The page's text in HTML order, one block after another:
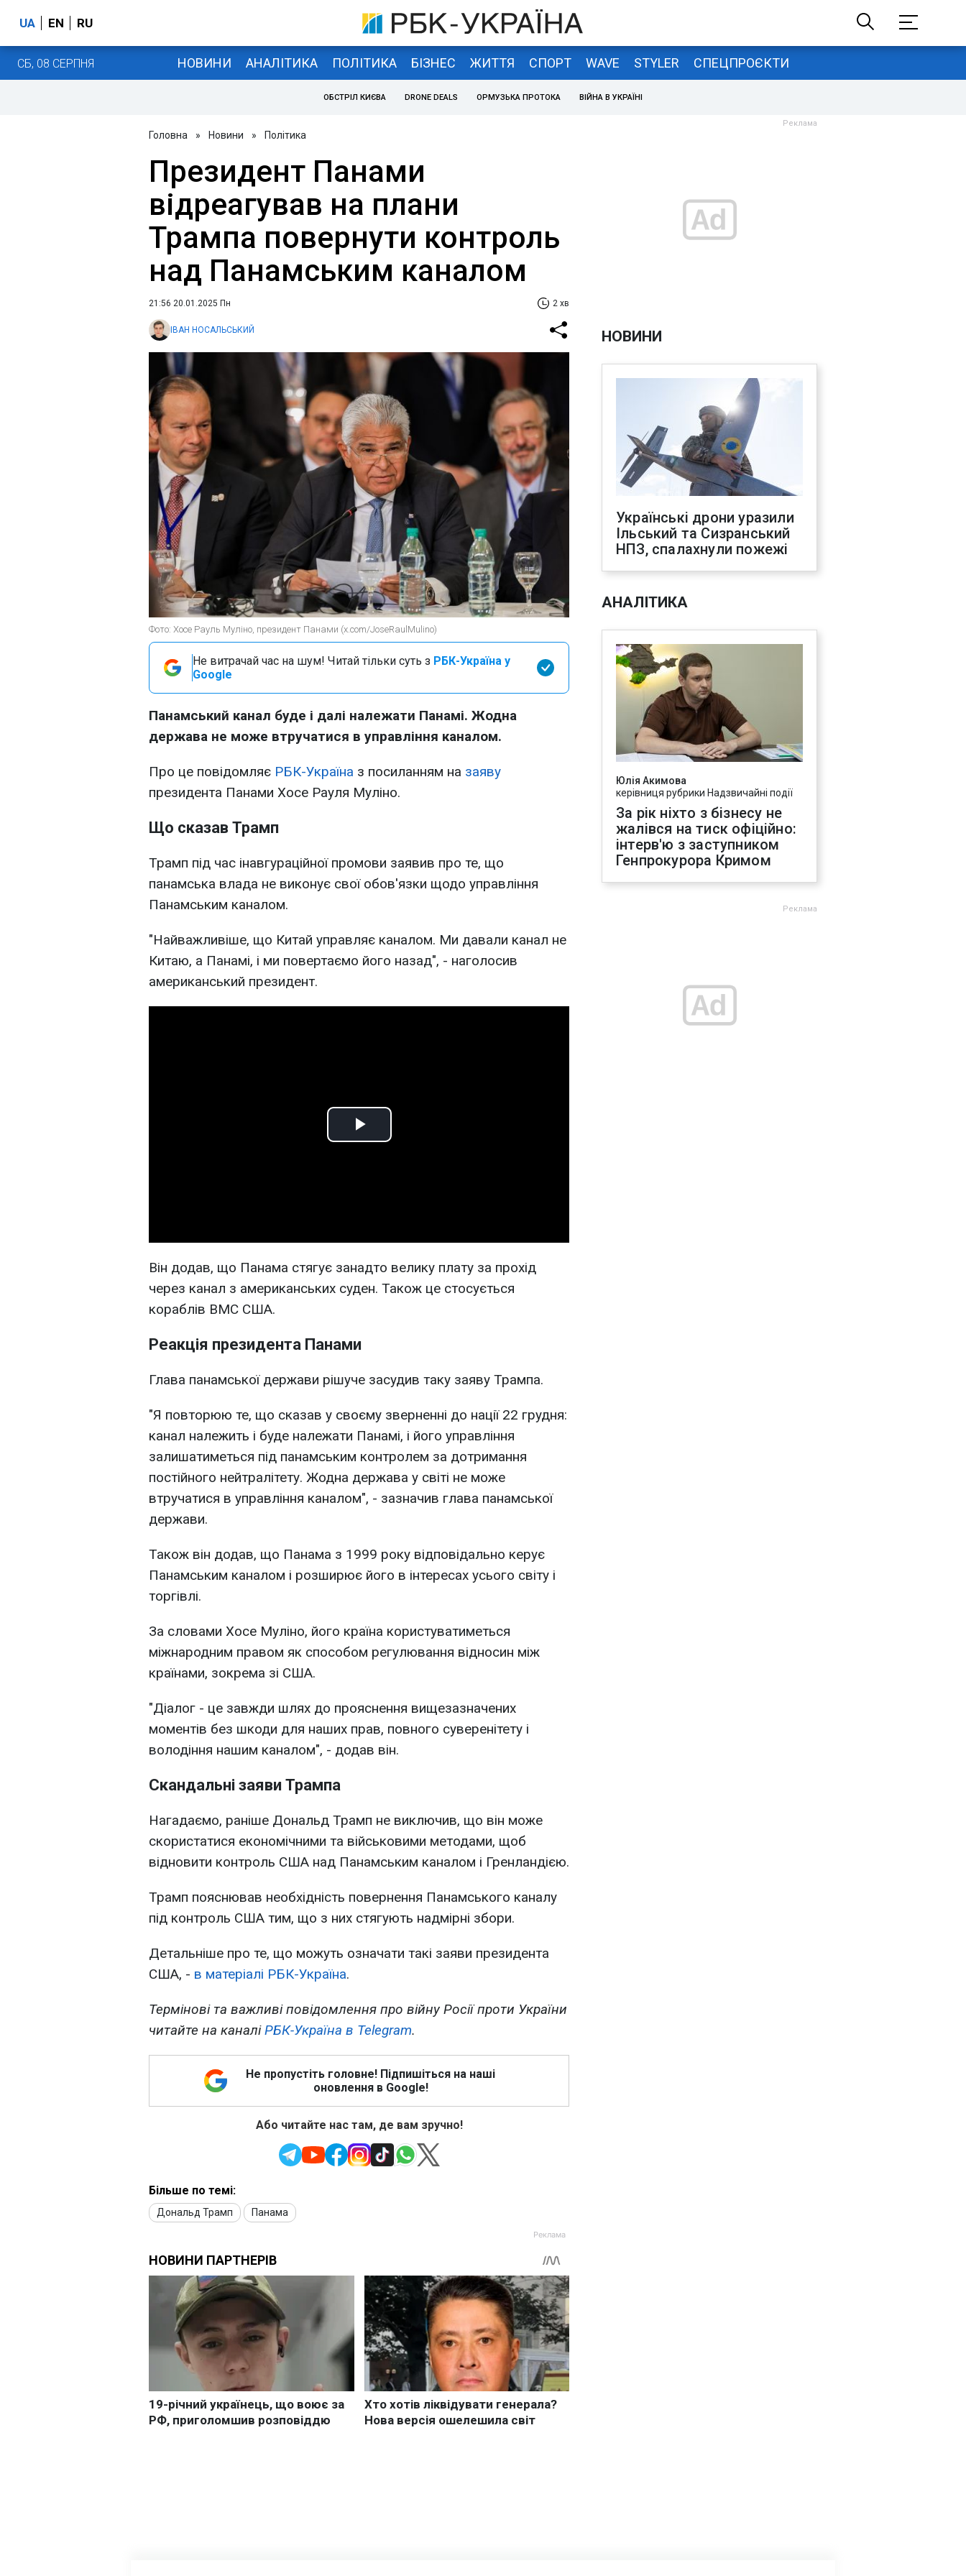
UA EN RU
СБ, 08 СЕРПНЯ НОВИНИ АНАЛІТИКА ПОЛІТИКА БІЗНЕС ЖИТТЯ СПОРТ WAVE STYLER СПЕЦПРОЄКТИ
ОБСТРІЛ КИЄВА DRONE DEALS ОРМУЗЬКА ПРОТОКА ВІЙНА В УКРАЇНІ
Головна » Новини » Політика
Президент Панами
відреагував на плани
Трампа повернути контроль
над Панамським каналом
21:56 20.01.2025 Пн 2 хв
ІВАН НОСАЛЬСЬКИЙ
Фото: Хосе Рауль Муліно, президент Панами (x.com/JoseRaulMulino)
Не витрачай час на шум! Читай тільки суть з РБК-Україна у
Google
Панамський канал буде і далі належати Панамі. Жодна
держава не може втручатися в управління каналом.
Про це повідомляє РБК-Україна з посиланням на заяву
президента Панами Хосе Рауля Муліно.
Що сказав Трамп
Трамп під час інавгураційної промови заявив про те, що
панамська влада не виконує свої обов'язки щодо управління
Панамським каналом.
"Найважливіше, що Китай управляє каналом. Ми давали канал не
Китаю, а Панамі, і ми повертаємо його назад", - наголосив
американський президент.
Play
Він додав, що Панама стягує занадто велику плату за прохід
через канал з американських суден. Також це стосується
кораблів ВМС США.
Реакція президента Панами
Глава панамської держави рішуче засудив таку заяву Трампа.
"Я повторюю те, що сказав у своєму зверненні до нації 22 грудня:
канал належить і буде належати Панамі, і його управління
залишатиметься під панамським контролем за дотримання
постійного нейтралітету. Жодна держава у світі не може
втручатися в управління каналом", - зазначив глава панамської
держави.
Також він додав, що Панама з 1999 року відповідально керує
Панамським каналом і розширює його в інтересах усього світу і
торгівлі.
За словами Хосе Муліно, його країна користуватиметься
міжнародним правом як способом регулювання відносин між
країнами, зокрема зі США.
"Діалог - це завжди шлях до прояснення вищезазначених
моментів без шкоди для наших прав, повного суверенітету і
володіння нашим каналом", - додав він.
Скандальні заяви Трампа
Нагадаємо, раніше Дональд Трамп не виключив, що він може
скористатися економічними та військовими методами, щоб
відновити контроль США над Панамським каналом і Гренландією.
Трамп пояснював необхідність повернення Панамського каналу
під контроль США тим, що з них стягують надмірні збори.
Детальніше про те, що можуть означати такі заяви президента
США, - в матеріалі РБК-Україна.
Термінові та важливі повідомлення про війну Росії проти України
читайте на каналіРБК-Україна в Telegram.
Не пропустіть головне! Підпишіться на наші
оновлення в Google!
Або читайте нас там, де вам зручно!
Більше по темі:
Дональд Трамп Панама
НОВИНИ
Українські дрони уразили
Ільський та Сизранський
НПЗ, спалахнули пожежі
АНАЛІТИКА
Юлія Акимова
керівниця рубрики Надзвичайні події
За рік ніхто з бізнесу не
жалівся на тиск офіційно:
інтерв'ю з заступником
Генпрокурора Кримом